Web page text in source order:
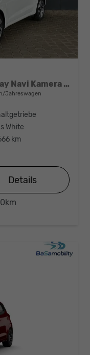
MPI 1.0 63PS Comfort / CarPlay Navi Kamera Tempomat Alu 15''
Jahreswagen
White
km
Details